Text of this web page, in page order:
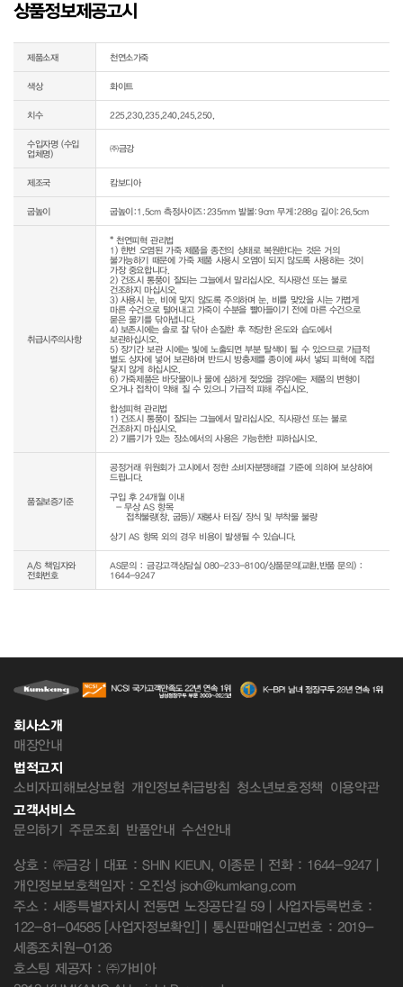
상품정보제공고시
제품소재 천연소가죽
색상 화이트
치수 225,230,235,240,245,250,
수입자명 (수입
업체명)
㈜금강
제조국 캄보디아
굽높이 굽높이:1.5cm 측정사이즈:235mm 발볼:9cm 무게:288g 길이:26.5cm
취급시주의사항
* 천연피혁 관리법
1) 한번 오염된 가죽 제품을 종전의 상태로 복원한다는 것은 거의
불가능하기 때문에 가죽 제품 사용시 오염이 되지 않도록 사용하는 것이
가장 중요합니다.
2) 건조시 통풍이 잘되는 그늘에서 말리십시오. 직사광선 또는 불로
건조하지 마십시오.
3) 사용시 눈, 비에 맞지 않도록 주의하며 눈, 비를 맞았을 시는 가볍게
마른 수건으로 털어내고 가죽이 수분을 빨아들이기 전에 마른 수건으로
묻은 물기를 닦아냅니다.
4) 보존시에는 솔로 잘 닦아 손질한 후 적당한 온도와 습도에서
보관하십시오.
5) 장기간 보관 시에는 빛에 노출되면 부분 탈색이 될 수 있으므로 가급적
별도 상자에 넣어 보관하며 반드시 방충제를 종이에 싸서 넣되 피혁에 직접
닿지 않게 하십시오.
6) 가죽제품은 바닷물이나 물에 심하게 젖었을 경우에는 제품의 변형이
오거나 접착이 약해 질 수 있으니 가급적 피해 주십시오.
합성피혁 관리법
1) 건조시 통풍이 잘되는 그늘에서 말리십시오. 직사광선 또는 불로
건조하지 마십시오.
품질보증기준
공정거래 위원회가 고시에서 정한 소비자분쟁해결 기준에 의하여 보상하여
드립니다.
구입 후 24개월 이내
  - 무상 AS 항목
상기 AS 항목 외의 경우 비용이 발생될 수 있습니다.
A/S 책임자와
전화번호
AS문의 : 금강고객상담실 080-233-8100/상품문의(교환,반품 문의) :
1644-9247
회사소개
매장안내
법적고지
소비자피해보상보험 개인정보취급방침 청소년보호정책 이용약관
고객서비스
문의하기 주문조회 반품안내 수선안내
상호 : ㈜금강 | 대표 : SHIN KIEUN, 이종문 | 전화 : 1644-9247 |
개인정보보호책임자 : 오진성 jsoh@kumkang.com
주소 : 세종특별자치시 전동면 노장공단길 59 | 사업자등록번호 :
122-81-04585 [사업자정보확인] | 통신판매업신고번호 : 2019-
세종조치원-0126
호스팅 제공자 : ㈜가비아